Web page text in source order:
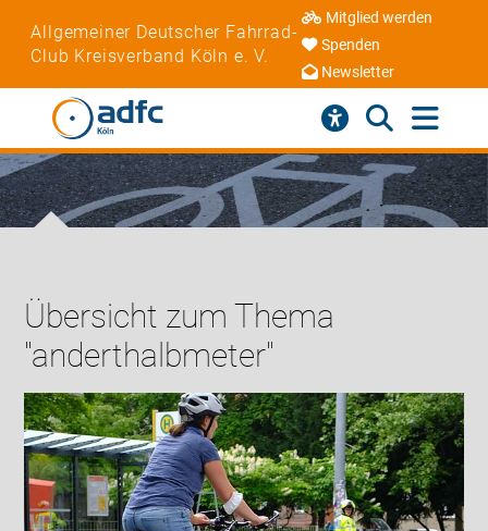
Allgemeiner Deutscher Fahrrad-
Club Kreisverband Köln e. V.
Mitglied werden
Spenden
Newsletter
Übersicht zum Thema
"anderthalbmeter"